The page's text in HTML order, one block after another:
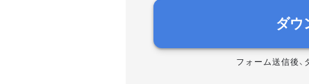
ダウ
フォーム送信後